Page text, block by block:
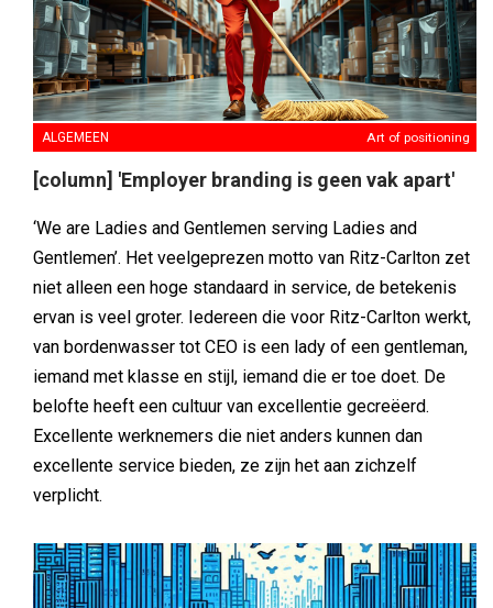
ALGEMEEN Art of positioning
[column] 'Employer branding is geen vak apart'
‘We are Ladies and Gentlemen serving Ladies and
Gentlemen’. Het veelgeprezen motto van Ritz-Carlton zet
niet alleen een hoge standaard in service, de betekenis
ervan is veel groter. Iedereen die voor Ritz-Carlton werkt,
van bordenwasser tot CEO is een lady of een gentleman,
iemand met klasse en stijl, iemand die er toe doet. De
belofte heeft een cultuur van excellentie gecreëerd.
Excellente werknemers die niet anders kunnen dan
excellente service bieden, ze zijn het aan zichzelf
verplicht.